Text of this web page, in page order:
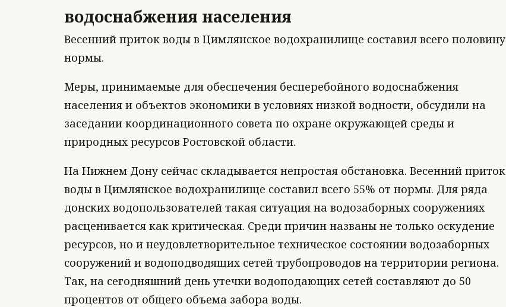
водоснабжения населения
Весенний приток воды в Цимлянское водохранилище составил всего половину
нормы.
Меры, принимаемые для обеспечения бесперебойного водоснабжения
населения и объектов экономики в условиях низкой водности, обсудили на
заседании координационного совета по охране окружающей среды и
природных ресурсов Ростовской области.
На Нижнем Дону сейчас складывается непростая обстановка. Весенний приток
воды в Цимлянское водохранилище составил всего 55% от нормы. Для ряда
донских водопользователей такая ситуация на водозаборных сооружениях
расценивается как критическая. Среди причин названы не только оскудение
ресурсов, но и неудовлетворительное техническое состоянии водозаборных
сооружений и водоподводящих сетей трубопроводов на территории региона.
Так, на сегодняшний день утечки водоподающих сетей составляют до 50
процентов от общего объема забора воды.